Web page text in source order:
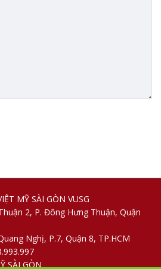
MỸ SÀI GÒN VUSG
2, P. Đông Hưng Thuận, Quận
Nghị, P.7, Quận 8, TP.HCM
SÀI GÒN